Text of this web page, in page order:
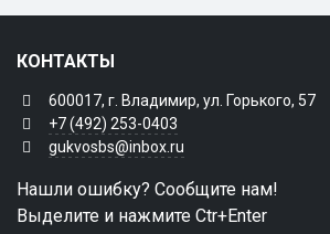
КОНТАКТЫ
600017, г. Владимир, ул. Горького, 57
+7 (492) 253-0403
gukvosbs@inbox.ru
Нашли ошибку? Сообщите нам!
Выделите и нажмите Ctr+Enter